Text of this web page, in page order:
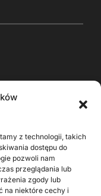
z technologii, takich
dostępu do
pozwoli nam
przeglądania lub
zgody lub
na niektóre cechy i